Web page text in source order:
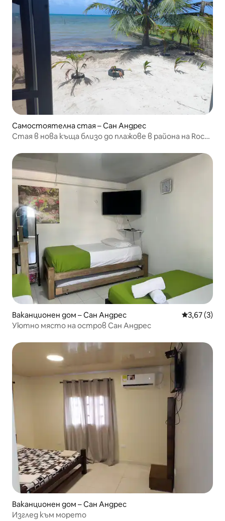
Самостоятелна стая – Сан Андрес
Стая в нова къща близо до плажове в района на Rocky
Ваканционен дом – Сан Андрес Средна
3,67 (3)
Уютно място на остров Сан Андрес
Ваканционен дом – Сан Андрес
Изглед към морето